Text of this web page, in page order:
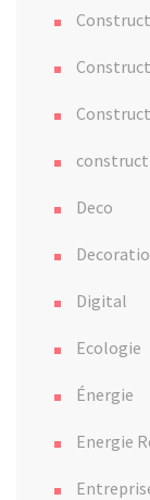
Deco
Digital
Ecologie
Énergie
Energie